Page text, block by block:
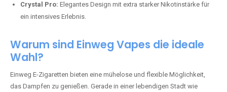
Crystal Pro: Elegantes Design mit extra starker Nikotinstärke für
ein intensives Erlebnis.
Warum sind Einweg Vapes die ideale
Wahl?
Einweg E-Zigaretten bieten eine mühelose und flexible Möglichkeit,
das Dampfen zu genießen. Gerade in einer lebendigen Stadt wie